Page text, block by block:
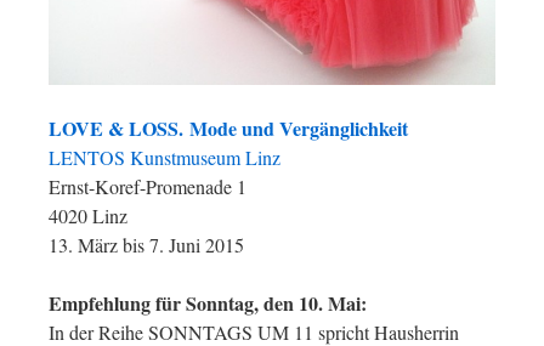
LOVE & LOSS. Mode und Vergänglichkeit
LENTOS Kunstmuseum Linz
Ernst-Koref-Promenade 1
4020 Linz
13. März bis 7. Juni 2015
Empfehlung für Sonntag, den 10. Mai:
In der Reihe SONNTAGS UM 11 spricht Hausherrin